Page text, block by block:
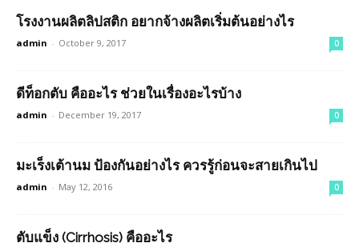
โรงงานผลิตลิปสติก อยากจ้างผลิตเริ่มต้นอย่างไร
admin - October 9, 2017 0
ดีท็อกตับ คืออะไร ช่วยในเรื่องอะไรบ้าง
admin - December 19, 2017 0
มะเร็งเต้านม ป้องกันอย่างไร ควรรู้ก่อนจะสายเกินไป
admin - May 12, 2016 0
ตับแข็ง (Cirrhosis) คืออะไร